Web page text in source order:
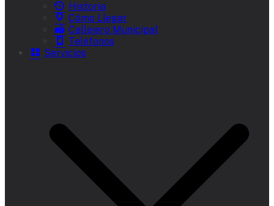
Historia
Cómo Llegar
Callejero Municipal
Teléfonos
Servicios